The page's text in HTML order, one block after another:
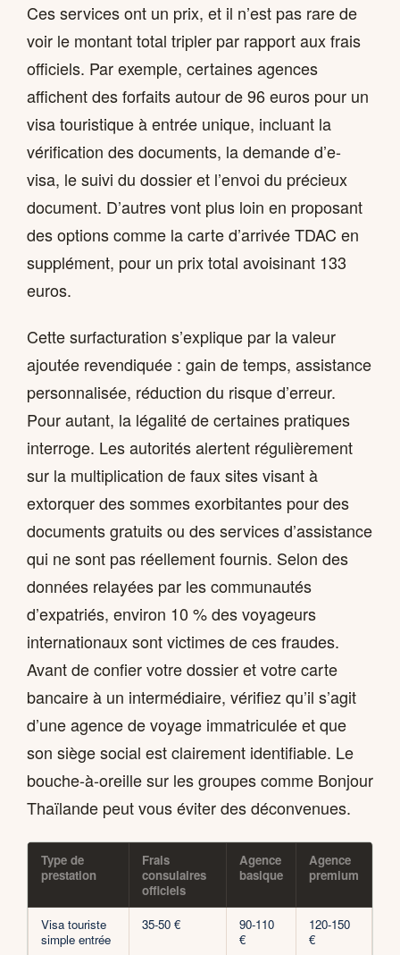
Ces services ont un prix, et il n’est pas rare de
voir le montant total tripler par rapport aux frais
officiels. Par exemple, certaines agences
affichent des forfaits autour de 96 euros pour un
visa touristique à entrée unique, incluant la
vérification des documents, la demande d’e-
visa, le suivi du dossier et l’envoi du précieux
document. D’autres vont plus loin en proposant
des options comme la carte d’arrivée TDAC en
supplément, pour un prix total avoisinant 133
euros.
Cette surfacturation s’explique par la valeur
ajoutée revendiquée : gain de temps, assistance
personnalisée, réduction du risque d’erreur.
Pour autant, la légalité de certaines pratiques
interroge. Les autorités alertent régulièrement
sur la multiplication de faux sites visant à
extorquer des sommes exorbitantes pour des
documents gratuits ou des services d’assistance
qui ne sont pas réellement fournis. Selon des
données relayées par les communautés
d’expatriés, environ 10 % des voyageurs
internationaux sont victimes de ces fraudes.
Avant de confier votre dossier et votre carte
bancaire à un intermédiaire, vérifiez qu’il s’agit
d’une agence de voyage immatriculée et que
son siège social est clairement identifiable. Le
bouche-à-oreille sur les groupes comme Bonjour
Thaïlande peut vous éviter des déconvenues.
Type de
prestation
Frais
consulaires
officiels
Agence
basique
Agence
premium
Visa touriste
simple entrée
35-50 €
90-110
€
120-150
€